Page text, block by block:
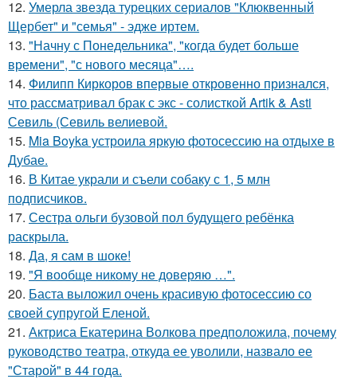
12. Умерла звезда турецких сериалов "Клюквенный
Щербет" и "семья" - эдже иртем.
13. "Начну с Понедельника", "когда будет больше
времени", "с нового месяца"….
14. Филипп Киркоров впервые откровенно признался,
что рассматривал брак с экс - солисткой Artik & Asti
Севиль (Севиль велиевой.
15. Mia Boyka устроила яркую фотосессию на отдыхе в
Дубае.
16. В Китае украли и съели собаку с 1, 5 млн
подписчиков.
17. Сестра ольги бузовой пол будущего ребёнка
раскрыла.
18. Да, я сам в шоке!
19. "Я вообще никому не доверяю …".
20. Баста выложил очень красивую фотосессию со
своей супругой Еленой.
21. Актриса Екатерина Волкова предположила, почему
руководство театра, откуда ее уволили, назвало ее
"Старой" в 44 года.